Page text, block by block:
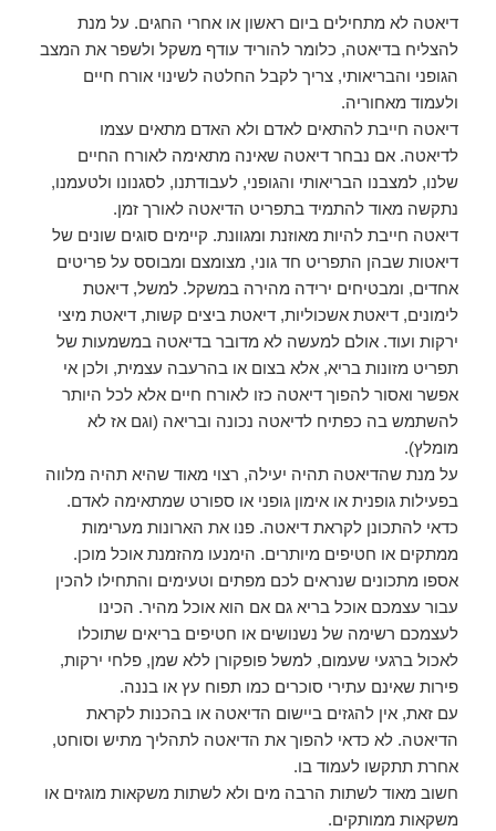
דיאטה לא מתחילים ביום ראשון או אחרי החגים. על מנת
להצליח בדיאטה, כלומר להוריד עודף משקל ולשפר את המצב
הגופני והבריאותי, צריך לקבל החלטה לשינוי אורח חיים
ולעמוד מאחוריה.
דיאטה חייבת להתאים לאדם ולא האדם מתאים עצמו
לדיאטה. אם נבחר דיאטה שאינה מתאימה לאורח החיים
שלנו, למצבנו הבריאותי והגופני, לעבודתנו, לסגנונו ולטעמנו,
נתקשה מאוד להתמיד בתפריט הדיאטה לאורך זמן.
דיאטה חייבת להיות מאוזנת ומגוונת. קיימים סוגים שונים של
דיאטות שבהן התפריט חד גוני, מצומצם ומבוסס על פריטים
אחדים, ומבטיחים ירידה מהירה במשקל. למשל, דיאטת
לימונים, דיאטת אשכוליות, דיאטת ביצים קשות, דיאטת מיצי
ירקות ועוד. אולם למעשה לא מדובר בדיאטה במשמעות של
תפריט מזונות בריא, אלא בצום או בהרעבה עצמית, ולכן אי
אפשר ואסור להפוך דיאטה כזו לאורח חיים אלא לכל היותר
להשתמש בה כפתיח לדיאטה נכונה ובריאה (וגם אז לא
מומלץ).
על מנת שהדיאטה תהיה יעילה, רצוי מאוד שהיא תהיה מלווה
בפעילות גופנית או אימון גופני או ספורט שמתאימה לאדם.
כדאי להתכונן לקראת דיאטה. פנו את הארונות מערימות
ממתקים או חטיפים מיותרים. הימנעו מהזמנת אוכל מוכן.
אספו מתכונים שנראים לכם מפתים וטעימים והתחילו להכין
עבור עצמכם אוכל בריא גם אם הוא אוכל מהיר. הכינו
לעצמכם רשימה של נשנושים או חטיפים בריאים שתוכלו
לאכול ברגעי שעמום, למשל פופקורן ללא שמן, פלחי ירקות,
פירות שאינם עתירי סוכרים כמו תפוח עץ או בננה.
עם זאת, אין להגזים ביישום הדיאטה או בהכנות לקראת
הדיאטה. לא כדאי להפוך את הדיאטה לתהליך מתיש וסוחט,
אחרת תתקשו לעמוד בו.
חשוב מאוד לשתות הרבה מים ולא לשתות משקאות מוגזים או
משקאות ממותקים.